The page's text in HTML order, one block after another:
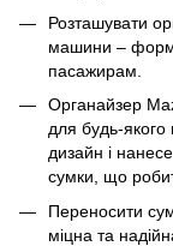
Розташувати
машини –
пасажирам.
Органайзер
для будь-якого
дизайн і
сумки, що
Переносити
міцна та